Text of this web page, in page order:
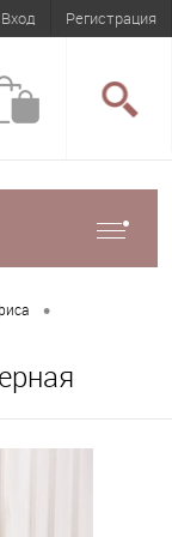
Вход Регистрация
•